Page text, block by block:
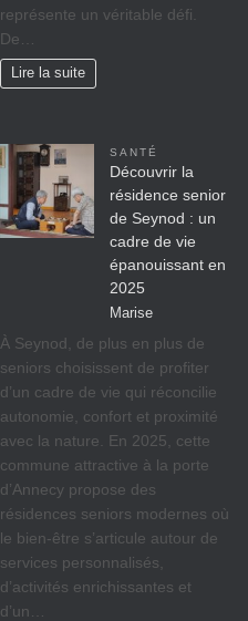
représente un véritable défi.
De…
Lire la suite
SANTÉ
Découvrir la
résidence senior
de Seynod : un
cadre de vie
épanouissant en
2025
Marise
À Seynod, de plus en plus de
seniors choisissent de profiter
d’un cadre de vie qui réconcilie
autonomie, confort et proximité
avec la nature. En 2025, cette
commune attractive à la porte
d’Annecy propose des
résidences seniors modernes où
le bien-être s’articule autour de
services personnalisés,
d’activités enrichissantes et
d’un…